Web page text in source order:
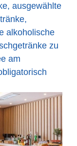
ausgewählte
alkoholische
zu
am